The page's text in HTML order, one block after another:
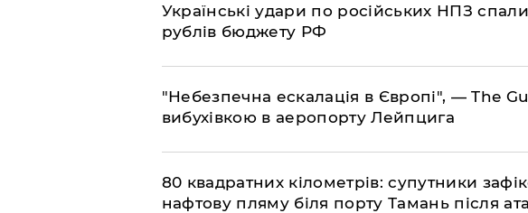
​Українські удари по російських НПЗ
рублів бюджету РФ
​"Небезпечна ескалація в Європі", — The
вибухівкою в аеропорту Лейпцига
​80 квадратних кілометрів: супутники
нафтову пляму біля порту Тамань після